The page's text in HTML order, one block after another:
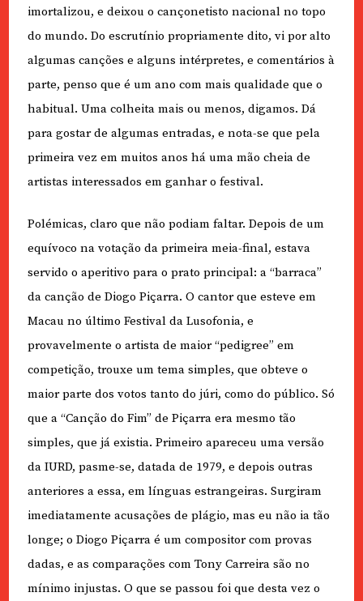
imortalizou, e deixou o cançonetisto nacional no topo
do mundo. Do escrutínio propriamente dito, vi por alto
algumas canções e alguns intérpretes, e comentários à
parte, penso que é um ano com mais qualidade que o
habitual. Uma colheita mais ou menos, digamos. Dá
para gostar de algumas entradas, e nota-se que pela
primeira vez em muitos anos há uma mão cheia de
artistas interessados em ganhar o festival.
Polémicas, claro que não podiam faltar. Depois de um
equívoco na votação da primeira meia-final, estava
servido o aperitivo para o prato principal: a “barraca”
da canção de Diogo Piçarra. O cantor que esteve em
Macau no último Festival da Lusofonia, e
provavelmente o artista de maior “pedigree” em
competição, trouxe um tema simples, que obteve o
maior parte dos votos tanto do júri, como do público. Só
que a “Canção do Fim” de Piçarra era mesmo tão
simples, que já existia. Primeiro apareceu uma versão
da IURD, pasme-se, datada de 1979, e depois outras
anteriores a essa, em línguas estrangeiras. Surgiram
imediatamente acusações de plágio, mas eu não ia tão
longe; o Diogo Piçarra é um compositor com provas
dadas, e as comparações com Tony Carreira são no
mínimo injustas. O que se passou foi que desta vez o